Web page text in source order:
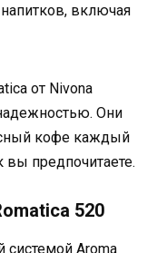
включая
от Nivona
Они
кофе каждый
вы предпочитаете.
520
Aroma